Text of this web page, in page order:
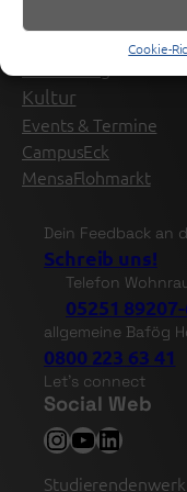
Cookie-
Ansprechpartner
Kita
Kultur
Events & Termine
CampusEck
MensaFlohmarkt
Dein Feedback an
Schreib uns!
Telefon
05251
allgemeine Bafög
0800 223 63 41
Let’s connect
Social Web
Instagram
YouTube
LinkedIn